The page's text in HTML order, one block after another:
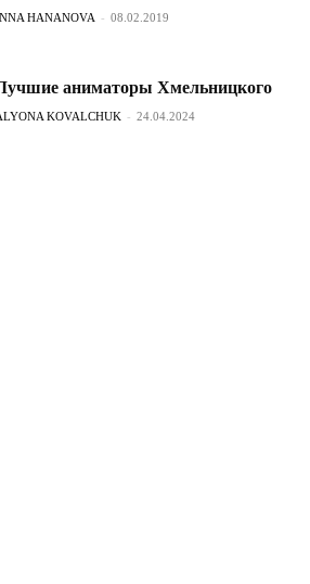
HANANOVA - 08.02.2019
аниматоры Хмельницкого
KOVALCHUK - 24.04.2024